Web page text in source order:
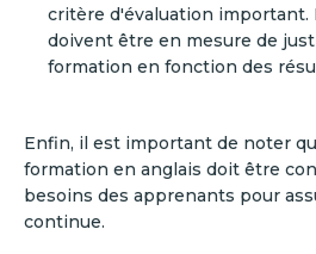
critère d'évaluation important.
doivent être en mesure de
formation en fonction des
Enfin, il est important de noter
formation en anglais doit être
besoins des apprenants pour
continue.